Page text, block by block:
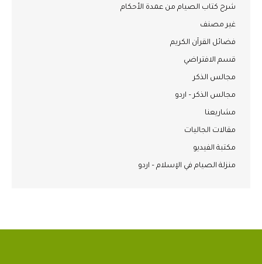
شرح كتاب الصيام من عمدة الأحكام
غير مصنف
فضائل القرآن الكريم
قسم الافتراضي
مجالس الذكر
مجالس الذكر – اردو
مشاريعنا
مقالات الجاليات
مكتبة الفيديو
منزلة الصيام في الإسلام – اردو